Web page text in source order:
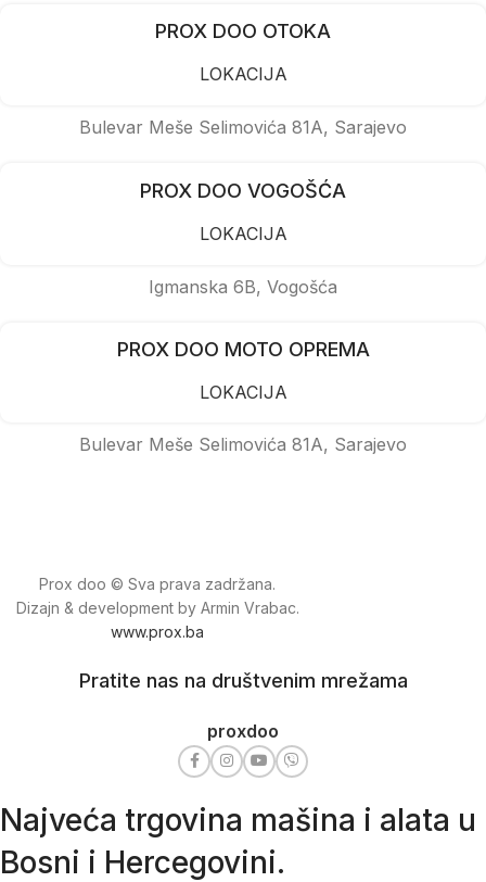
PROX DOO OTOKA
LOKACIJA
Bulevar Meše Selimovića 81A, Sarajevo
PROX DOO VOGOŠĆA
LOKACIJA
Igmanska 6B, Vogošća
PROX DOO MOTO OPREMA
LOKACIJA
Bulevar Meše Selimovića 81A, Sarajevo
Prox doo © Sva prava zadržana.
Dizajn & development by Armin Vrabac.
www.prox.ba
Pratite nas na društvenim mrežama
proxdoo
Najveća trgovina mašina i alata u
Bosni i Hercegovini.